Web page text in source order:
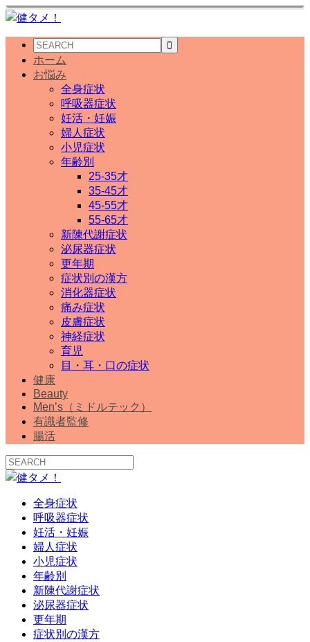
ホーム
お悩み
全身症状
呼吸器症状
妊活・妊娠
婦人症状
小児症状
年齢別
25-35才
35-45才
45-55才
55-65才
新陳代謝症状
泌尿器症状
更年期
症状別の漢方
消化器症状
痛み症状
皮膚症状
神経症状
育児
目・耳・口の症状
健康
Beauty
Men’s（ミドルテック）
有識者監修
腸活
全身症状
呼吸器症状
妊活・妊娠
婦人症状
小児症状
年齢別
新陳代謝症状
泌尿器症状
更年期
症状別の漢方